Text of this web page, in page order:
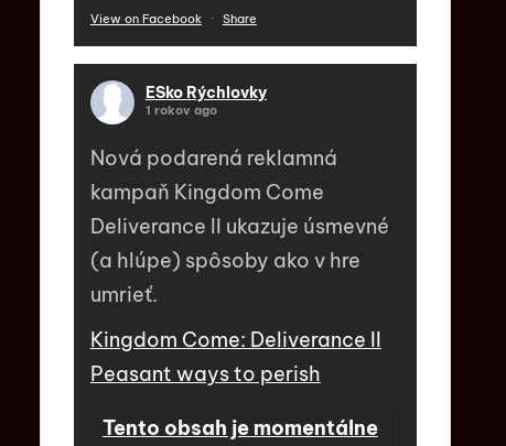
View on Facebook · Share
ESko Rýchlovky
1 rokov ago
Nová podarená reklamná
kampaň Kingdom Come
Deliverance II ukazuje úsmevné
(a hlúpe) spôsoby ako v hre
umrieť.
Kingdom Come: Deliverance II
Peasant ways to perish
Tento obsah je momentálne